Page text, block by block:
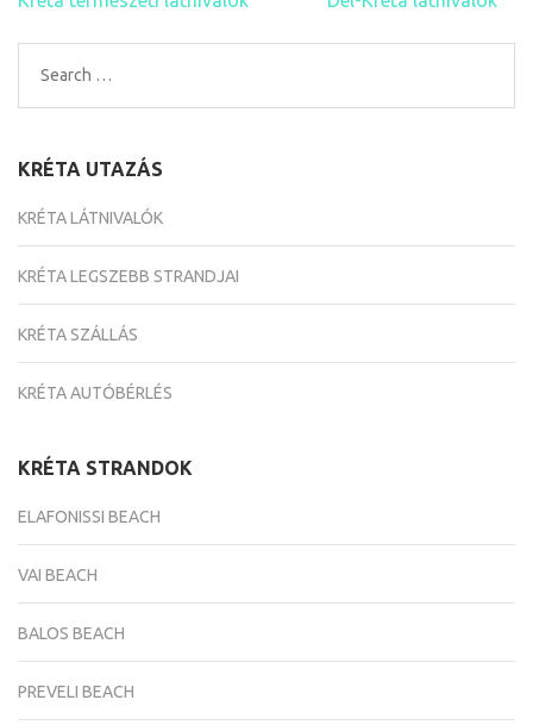
Search
for:
KRÉTA UTAZÁS
KRÉTA LÁTNIVALÓK
KRÉTA LEGSZEBB STRANDJAI
KRÉTA SZÁLLÁS
KRÉTA AUTÓBÉRLÉS
KRÉTA STRANDOK
ELAFONISSI BEACH
VAI BEACH
BALOS BEACH
PREVELI BEACH